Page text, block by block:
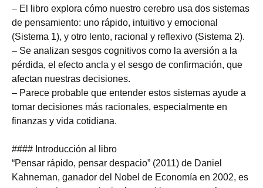
– El libro explora cómo nuestro cerebro usa dos sistemas
de pensamiento: uno rápido, intuitivo y emocional
(Sistema 1), y otro lento, racional y reflexivo (Sistema 2).
– Se analizan sesgos cognitivos como la aversión a la
pérdida, el efecto ancla y el sesgo de confirmación, que
afectan nuestras decisiones.
– Parece probable que entender estos sistemas ayude a
tomar decisiones más racionales, especialmente en
finanzas y vida cotidiana.
#### Introducción al libro
“Pensar rápido, pensar despacio” (2011) de Daniel
Kahneman, ganador del Nobel de Economía en 2002, es